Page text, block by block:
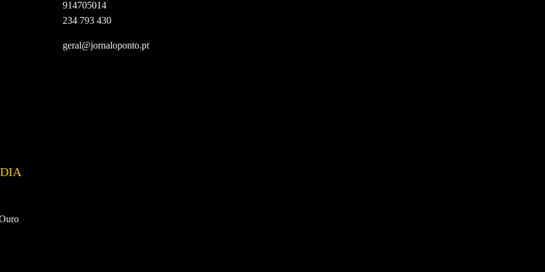
914705014
234 793 430
geral@jornaloponto.pt